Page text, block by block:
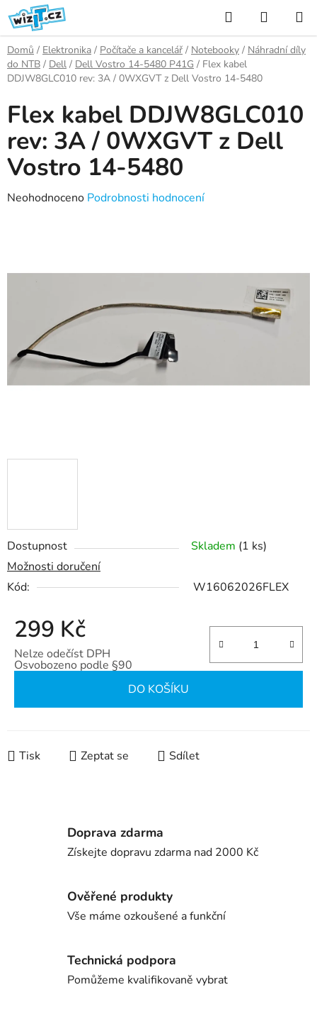
Přejít
na
obsah
Hledat
KOŠÍK
Domů / Elektronika / Počítače a kancelář / Notebooky / Náhradní díly
do NTB / Dell / Dell Vostro 14-5480 P41G / Flex kabel
DDJW8GLC010 rev: 3A / 0WXGVT z Dell Vostro 14-5480
Dostupnost Skladem (1 ks)
Možnosti doručení
Kód:
W16062026FLEX
299 Kč
Nelze odečíst DPH
Osvobozeno podle §90
DO KOŠÍKU
Tisk Zeptat se Sdílet
Flex kabel DDJW8GLC010
rev: 3A / 0WXGVT z Dell
Vostro 14-5480
Průměrné
0,0
hvězdiček.
Neohodnoceno Podrobnosti hodnocení
Doprava zdarma
Získejte dopravu zdarma nad 2000 Kč
Ověřené produkty
Vše máme ozkoušené a funkční
Technická podpora
Pomůžeme kvalifikovaně vybrat